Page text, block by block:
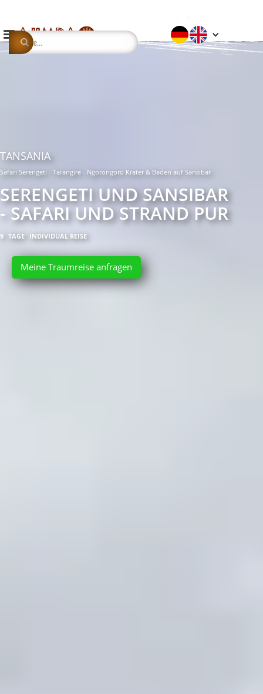
TANSANIA
Safari Serengeti - Tarangire - Ngorongoro Krater & Baden auf Sansibar
SERENGETI UND SANSIBAR
- SAFARI UND STRAND PUR
9 TAGE INDIVIDUAL REISE
Meine Traumreise anfragen